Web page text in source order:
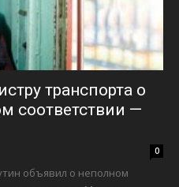
транспорта о
соответствии —
0
объявил о неполном